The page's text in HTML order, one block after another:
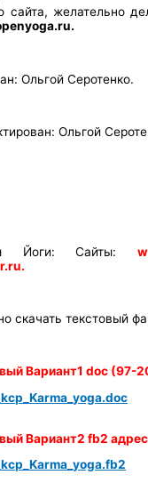
сайта, желательно
Ольгой Серотенко.
Ольгой
Йоги: Сайты:
скачать текстовый
Вариант1 doc (97-
Вариант2 fb2